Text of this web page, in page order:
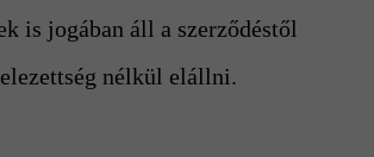
is jogában áll a szerződéstől
nélkül elállni.